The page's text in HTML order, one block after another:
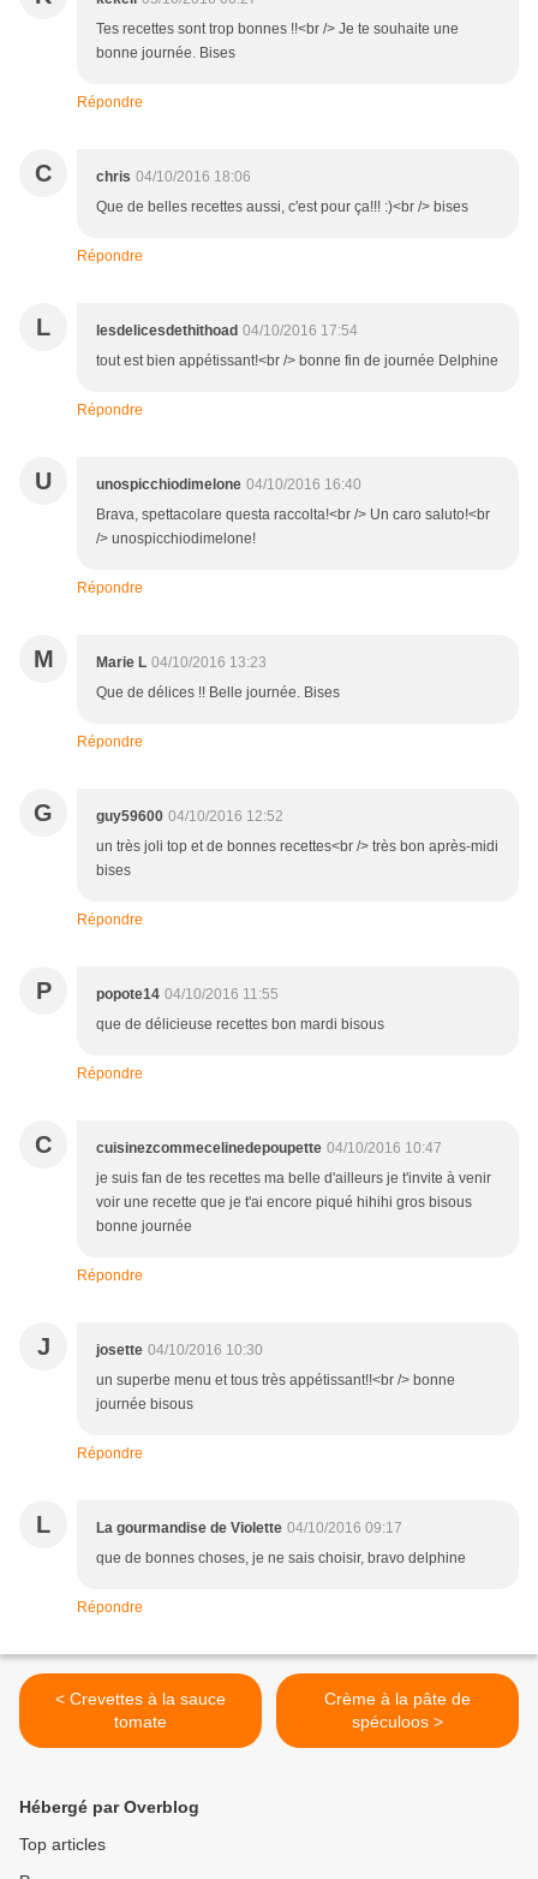
Tes recettes sont trop bonnes !!<br /> Je te souhaite une
bonne journée. Bises
Répondre
C chris 04/10/2016 18:06
Que de belles recettes aussi, c'est pour ça!!! :)<br /> bises
Répondre
L lesdelicesdethithoad 04/10/2016 17:54
tout est bien appétissant!<br /> bonne fin de journée Delphine
Répondre
U unospicchiodimelone 04/10/2016 16:40
Brava, spettacolare questa raccolta!<br /> Un caro saluto!<br
/> unospicchiodimelone!
Répondre
M Marie L 04/10/2016 13:23
Que de délices !! Belle journée. Bises
Répondre
G guy59600 04/10/2016 12:52
un très joli top et de bonnes recettes<br /> très bon après-midi
bises
Répondre
P popote14 04/10/2016 11:55
que de délicieuse recettes bon mardi bisous
Répondre
C cuisinezcommecelinedepoupette 04/10/2016 10:47
je suis fan de tes recettes ma belle d'ailleurs je t'invite à venir
voir une recette que je t'ai encore piqué hihihi gros bisous
bonne journée
Répondre
J josette 04/10/2016 10:30
un superbe menu et tous très appétissant!!<br /> bonne
journée bisous
Répondre
L La gourmandise de Violette 04/10/2016 09:17
que de bonnes choses, je ne sais choisir, bravo delphine
Répondre
< Crevettes à la sauce
tomate
Crème à la pâte de
spéculoos >
Hébergé par Overblog
Top articles